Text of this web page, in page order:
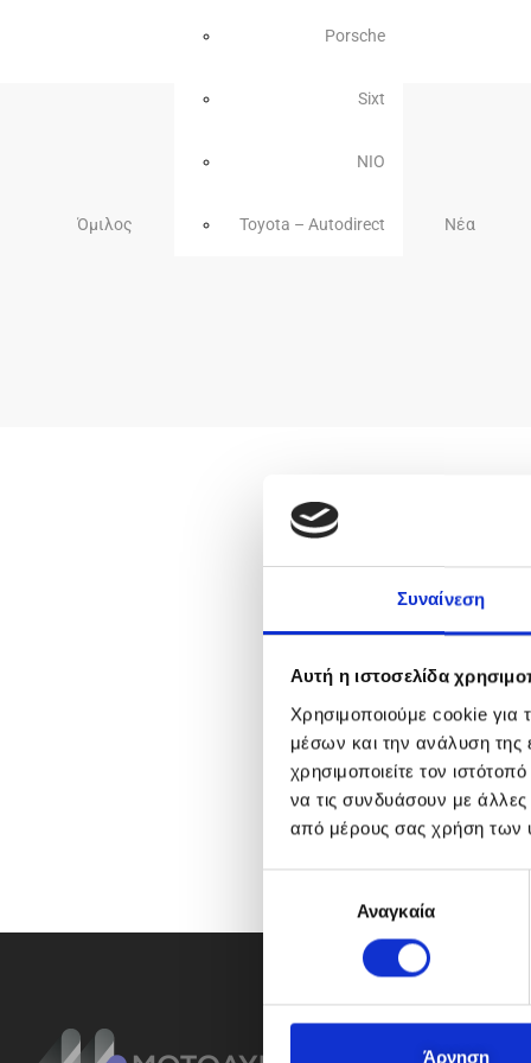
Συναίνεση
Αυτή η ιστοσελίδα
Χρησιμοποιούμε cookie για
μέσων και την ανάλυση της
χρησιμοποιείτε τον
να τις συνδυάσουν με
από μέρους σας χρήση των
ή
Αναγκαία
Άρνηση
Όμιλος
Porsche
Sixt
NIO
Toyota – Autodirect Νέα